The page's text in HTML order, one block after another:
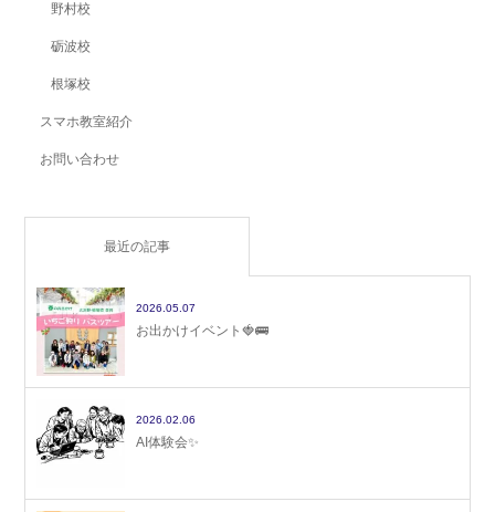
野村校
砺波校
根塚校
スマホ教室紹介
お問い合わせ
最近の記事
2026.05.07
お出かけイベント🍓🚌
2026.02.06
AI体験会✨